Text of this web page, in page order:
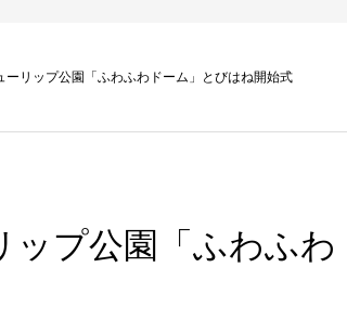
ーリップ公園「ふわふわドーム」とびはね開始式
ップ公園「ふわふわ